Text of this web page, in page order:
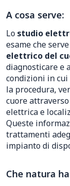
A cosa serve:
Lostudio
esame che
elettrico del
diagnosticare e
condizioni in
la procedura,
cuore
elettrica e
Queste
trattamenti
impianto di
Che natura